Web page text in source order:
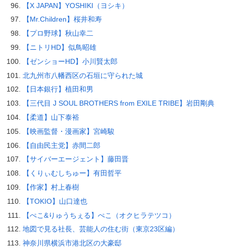
【X JAPAN】YOSHIKI（ヨシキ）
【Mr.Children】桜井和寿
【プロ野球】秋山幸二
【ニトリHD】似鳥昭雄
【ゼンショーHD】小川賢太郎
北九州市八幡西区の石垣に守られた城
【日本銀行】植田和男
【三代目 J SOUL BROTHERS from EXILE TRIBE】岩田剛典
【柔道】山下泰裕
【映画監督・漫画家】宮崎駿
【自由民主党】赤間二郎
【サイバーエージェント】藤田晋
【くりぃむしちゅー】有田哲平
【作家】村上春樹
【TOKIO】山口達也
【ぺこ&りゅうちぇる】ぺこ（オクヒラテツコ）
地図で見る社長、芸能人の住む街（東京23区編）
神奈川県横浜市港北区の大豪邸